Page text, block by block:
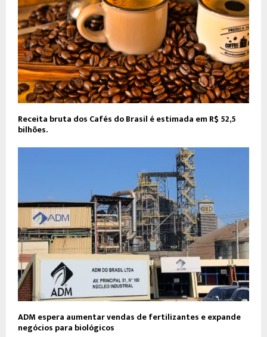
Receita bruta dos Cafés do Brasil é estimada em R$ 52,5
bilhões.
ADM espera aumentar vendas de fertilizantes e expande
negócios para biológicos